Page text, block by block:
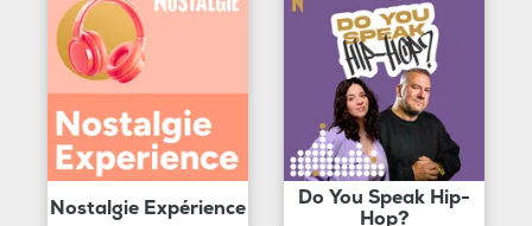
Nostalgie Expérience
Do You Speak Hip-
Hop?